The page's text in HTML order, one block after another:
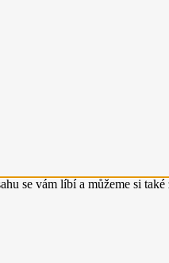
se vám líbí a můžeme si